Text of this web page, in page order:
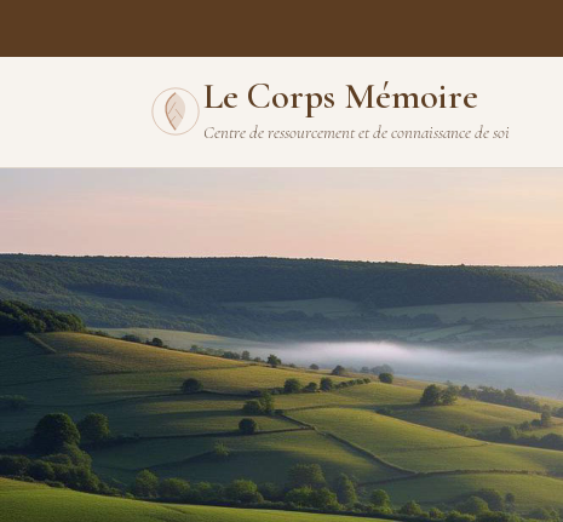
Le Corps Mémoire
Centre de ressourcement et de connaissance de soi